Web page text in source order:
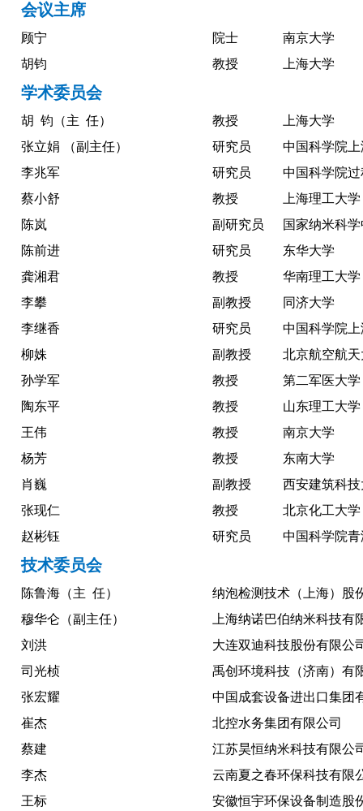
会议主席
顾宁 院士
南京大学
胡钧
教授 上海大学
学术委员会
胡 钧（主 任） 教授
上海大学
张立娟 （副主任）
研究员
中国科学院
李兆军
研究员
中国科学院
蔡小舒
教授
上海理工大学
陈岚
副研究员
国家纳米科
陈前进
研究员
东华大学
龚湘君
教授
华南理工大学
李攀
副教授
同济大学
李继香
研究员
中国科学院
柳姝
副教授
北京航空航
孙学军
教授
第二军医大学
陶东平
教授
山东理工大学
王伟
教授
南京大学
杨芳
教授
东南大学
肖巍
副教授
西安建筑科
张现仁
教授
北京化工大学
赵彬钰
研究员 中国科学院
技术委员会
陈鲁海（主 任）
纳泡检测技术（上海）股
穆华仑（副主任）
上海纳诺巴伯纳米科技有
刘洪
大连双迪科技股份有限公
司光桢
禹创环境科技（济南）有
张宏耀
中国成套设备进出口集团
崔杰
北控水务集团有限公司
蔡建
江苏昊恒纳米科技有限公
李杰
云南夏之春环保科技有限
王标
安徽恒宇环保设备制造股